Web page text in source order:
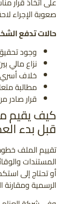
صعوبة الإجراء
حالات تدفع
وجود
نزاع مالي
خلاف أسري
مطالبة
قرار صادر
كيف يقيم
قبل بدء
تقييم الملف
المستندات
أو تحتاج إلى
الرسمية